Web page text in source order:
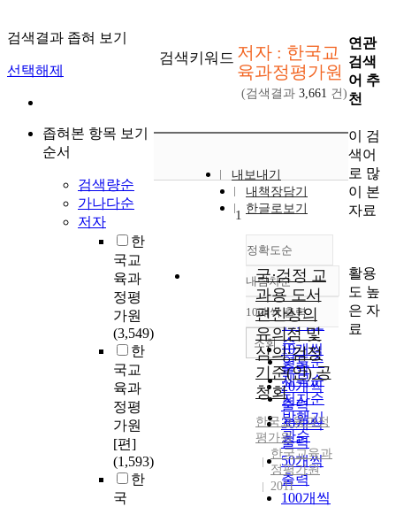
검색결과 좁혀 보기
선택해제
좁혀본 항목 보기
순서
검색량순
가나다순
저자
한
국교
육과
정평
가원
(3,549)
한
국교
육과
정평
가원
[편]
(1,593)
한
국
검색키워드 저자 : 한국교
육과정평가원
(검색결과 3,661 건)
내보내기
내책장담기
한글로보기
정확도순
정확도
순
인기도
순
연도순
제목순
저자순
발행기
관순
내림차순
내림차순
10개씩 출력
10개씩
출력
20개씩
출력
30개씩
출력
50개씩
출력
100개씩
조회
1
국·검정 교
과용 도서
편찬상의
유의점 및
심의·검정
기준(안) 공
청회
한국교육과정
평가원
한국교육과
정평가원
2011
연관
검색
어 추
천
이 검
색어
로 많
이 본
자료
활용
도 높
은 자
료